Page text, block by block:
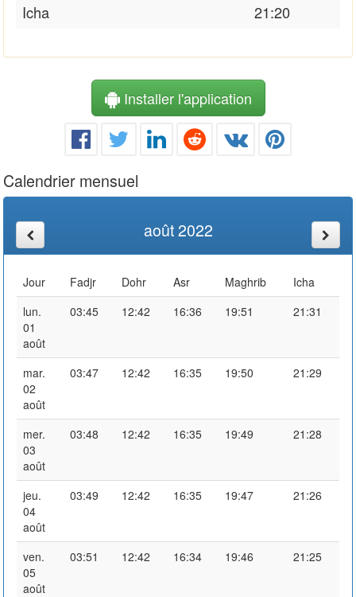
Icha
21:20
Installer l'application
Calendrier mensuel
août 2022
Jour Fadjr Dohr Asr Maghrib
Icha
lun.
01
août
03:45 12:42 16:36 19:51 21:31
mar.
02
août
03:47 12:42 16:35 19:50 21:29
mer.
03
août
03:48 12:42 16:35 19:49 21:28
jeu.
04
août
03:49 12:42 16:35 19:47 21:26
ven.
05
août
03:51 12:42 16:34 19:46 21:25